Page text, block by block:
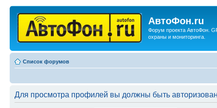
АвтоФон.ru
Форум проекта АвтоФон.
охраны и мониторинга.
Список форумов
Для просмотра профилей вы должны быть